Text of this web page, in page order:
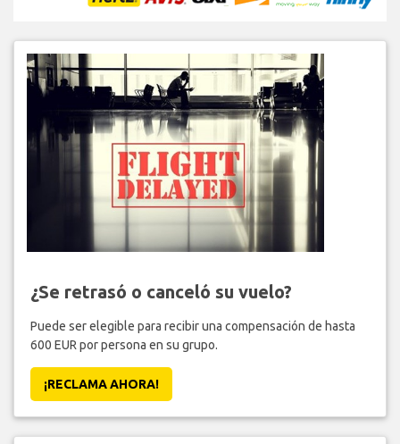
¿Se retrasó o canceló su vuelo?
Puede ser elegible para recibir una compensación de hasta
600 EUR por persona en su grupo.
¡RECLAMA AHORA!